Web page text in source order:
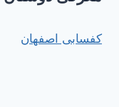
کفسابی اصفهان